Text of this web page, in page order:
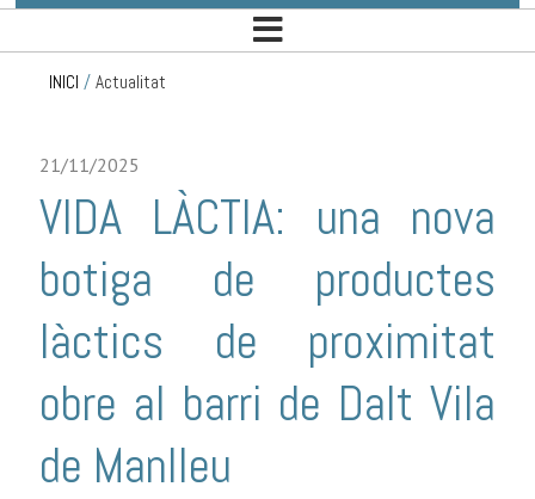
INICI / Actualitat
21/11/2025
VIDA LÀCTIA: una nova
botiga de productes
làctics de proximitat
obre al barri de Dalt Vila
de Manlleu